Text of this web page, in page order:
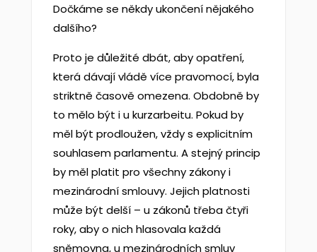
Dočkáme se někdy ukončení nějakého
dalšího?
Proto je důležité dbát, aby opatření,
která dávají vládě více pravomocí, byla
striktně časově omezena. Obdobně by
to mělo být i u kurzarbeitu. Pokud by
měl být prodloužen, vždy s explicitním
souhlasem parlamentu. A stejný princip
by měl platit pro všechny zákony i
mezinárodní smlouvy. Jejich platnosti
může být delší – u zákonů třeba čtyři
roky, aby o nich hlasovala každá
sněmovna, u mezinárodních smluv